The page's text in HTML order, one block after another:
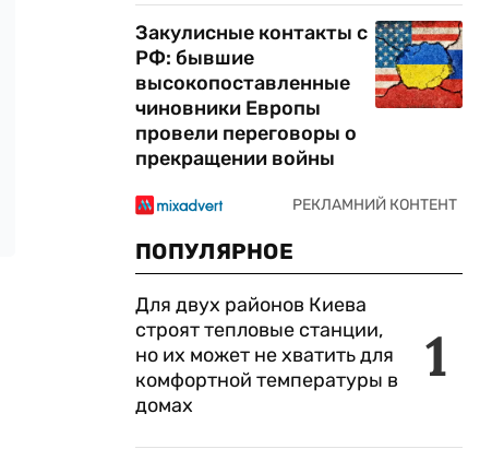
Закулисные контакты с
РФ: бывшие
высокопоставленные
чиновники Европы
провели переговоры о
прекращении войны
ПОПУЛЯРНОЕ
1
Для двух районов Киева
строят тепловые станции,
но их может не хватить для
комфортной температуры в
домах